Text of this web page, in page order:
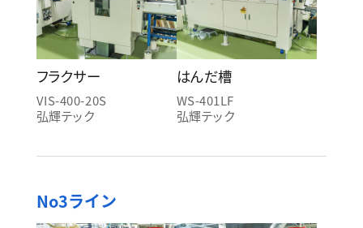
フラクサー
VIS-400-20S
弘輝テック
はんだ槽
WS-401LF
弘輝テック
No3ライン